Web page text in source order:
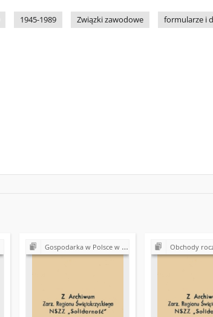
1945-1989 Związki zawodowe formularze i
Gospodarka w Polsce w latach 80. Obchody rocznic